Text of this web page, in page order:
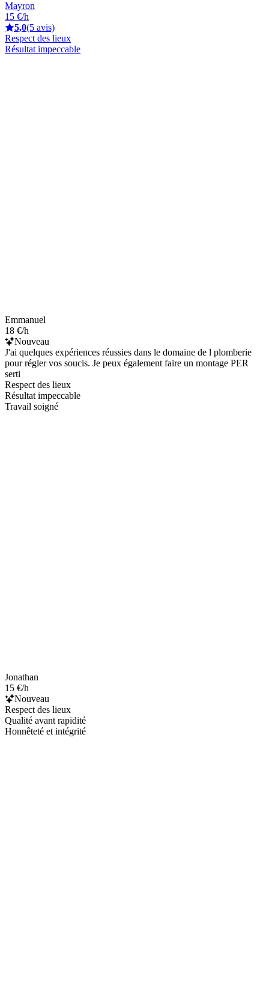
Mayron
15 €/h
5,0(5 avis)
Respect des lieux
Résultat impeccable
Emmanuel
18 €/h
Nouveau
J'ai quelques expériences réussies dans le domaine de l plomberie
pour régler vos soucis. Je peux également faire un montage PER
serti
Respect des lieux
Résultat impeccable
Travail soigné
Jonathan
15 €/h
Nouveau
Respect des lieux
Qualité avant rapidité
Honnêteté et intégrité